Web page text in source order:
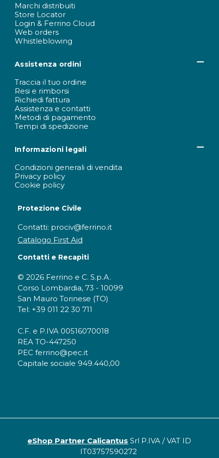
Marchi distribuiti
Store Locator
Login & Ferrino Cloud
Web orders
Whistleblowing
Assistenza ordini
Traccia il tuo ordine
Resi e rimborsi
Richiedi fattura
Assistenza e contatti
Metodi di pagamento
Tempi di spedizione
Informazioni legali
Condizioni generali di vendita
Privacy policy
Cookie policy
Protezione Civile
Contatti: prociv@ferrino.it
Catalogo First Aid
Contatti e Recapiti
© 2026 Ferrino e C. S.p.A.
Corso Lombardia, 73 - 10099
San Mauro Torinese (TO)
Tel: +39 011 22 30 711
C.F. e P.IVA 00516070018
REA TO-447250
PEC ferrino@pec.it
Capitale sociale 949.440,00
eShop Partner Calicantus Srl P.IVA / VAT ID
IT03757590272